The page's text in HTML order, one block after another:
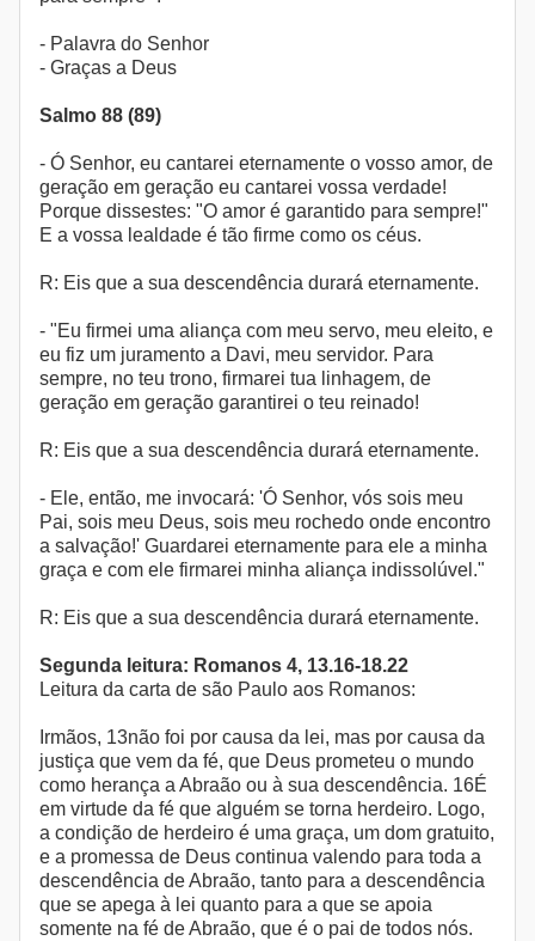
- Palavra do Senhor
- Graças a Deus
Salmo 88 (89)
- Ó Senhor, eu cantarei eternamente o vosso amor, de
geração em geração eu cantarei vossa verdade!
Porque dissestes: "O amor é garantido para sempre!"
E a vossa lealdade é tão firme como os céus.
R: Eis que a sua descendência durará eternamente.
- "Eu firmei uma aliança com meu servo, meu eleito, e
eu fiz um juramento a Davi, meu servidor. Para
sempre, no teu trono, firmarei tua linhagem, de
geração em geração garantirei o teu reinado!
R: Eis que a sua descendência durará eternamente.
- Ele, então, me invocará: 'Ó Senhor, vós sois meu
Pai, sois meu Deus, sois meu rochedo onde encontro
a salvação!' Guardarei eternamente para ele a minha
graça e com ele firmarei minha aliança indissolúvel."
R: Eis que a sua descendência durará eternamente.
Segunda leitura: Romanos 4, 13.16-18.22
Leitura da carta de são Paulo aos Romanos:
Irmãos, 13não foi por causa da lei, mas por causa da
justiça que vem da fé, que Deus prometeu o mundo
como herança a Abraão ou à sua descendência. 16É
em virtude da fé que alguém se torna herdeiro. Logo,
a condição de herdeiro é uma graça, um dom gratuito,
e a promessa de Deus continua valendo para toda a
descendência de Abraão, tanto para a descendência
que se apega à lei quanto para a que se apoia
somente na fé de Abraão, que é o pai de todos nós.